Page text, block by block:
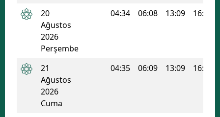
Rize
20
Ağustos
2026
Perşembe
04:34 06:08 13:09 16:55
21
Ağustos
2026
Cuma
04:35 06:09 13:09 16:55